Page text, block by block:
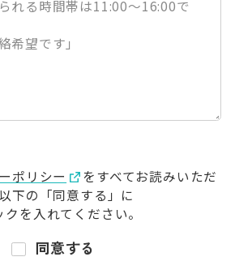
ポリシー
をすべてお読みいただ
以下の「同意する」に
クを入れてください。
同意する